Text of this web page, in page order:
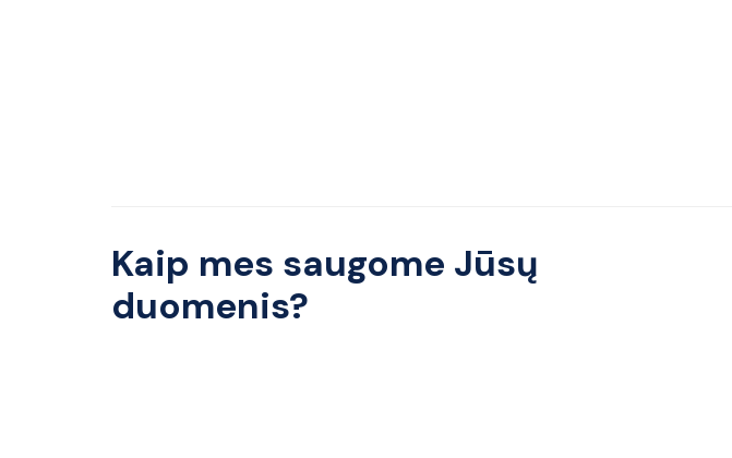
Kaip mes saugome Jūsų
duomenis?